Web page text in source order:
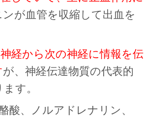
が血管を収縮して出血を
経から次の神経に情報を伝
が、神経伝達物質の代表的
す。
酸、ノルアドレナリン、